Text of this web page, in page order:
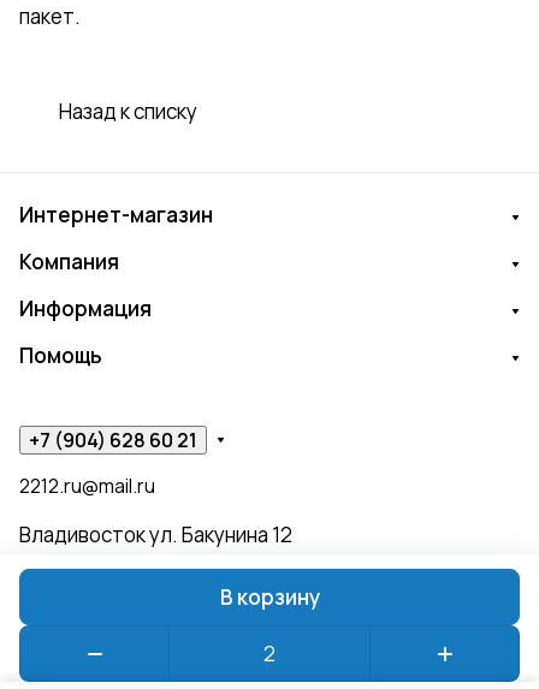
В корзину
пакет.
Назад к списку
Интернет-магазин
Компания
Информация
Помощь
+7 (904) 628 60 21
2212.ru@mail.ru
Владивосток ул. Бакунина 12
© 2026 ЧИЖИК ПЫЖИК Конфиденциальность Оферта